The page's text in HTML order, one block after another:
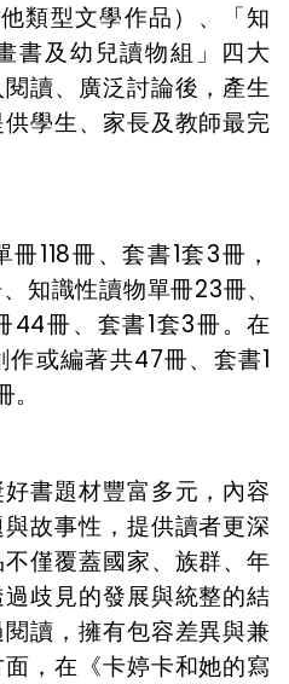
類型文學作品）、「知
書及幼兒讀物組」四大
讀、廣泛討論後，產生
學生、家長及教師最完
118冊、套書1套3冊，
知識性讀物單冊23冊、
44冊、套書1套3冊。在
或編著共47冊、套書1
書題材豐富多元，內容
故事性，提供讀者更深
僅覆蓋國家、族群、年
歧見的發展與統整的結
讀，擁有包容差異與兼
，在《卡婷卡和她的寫